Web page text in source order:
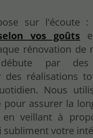
sur l'écoute :
vos goûts
rénovation de
débute par
des réalisations
Nous
assurer la
veillant à
subliment votre